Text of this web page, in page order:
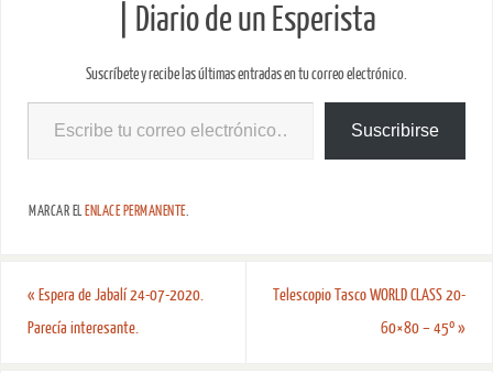
| Diario de un Esperista
Suscríbete y recibe las últimas entradas en tu correo electrónico.
Suscribirse
MARCAR EL ENLACE PERMANENTE.
« Espera de Jabalí 24-07-2020.
Parecía interesante.
Telescopio Tasco WORLD CLASS 20-
60×80 – 45º»